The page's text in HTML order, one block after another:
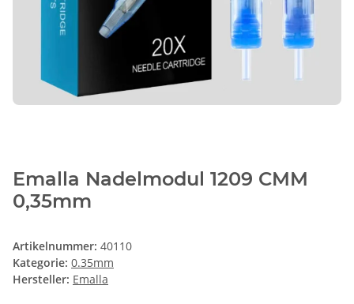
Emalla Nadelmodul 1209 CMM
0,35mm
Artikelnummer: 40110
Kategorie: 0.35mm
Hersteller: Emalla